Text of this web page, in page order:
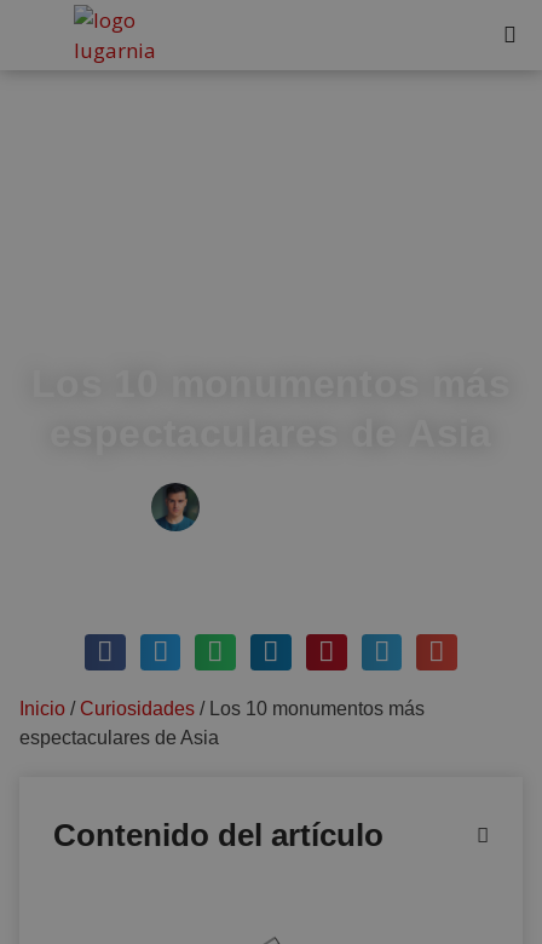
Inicio / Curiosidades /
Los 10 monumentos más
espectaculares de Asia
Contenido del artículo